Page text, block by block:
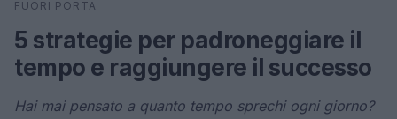
Cerca
FUORI PORTA
5 strategie per padroneggiare il
tempo e raggiungere il successo
Hai mai pensato a quanto tempo sprechi ogni giorno?